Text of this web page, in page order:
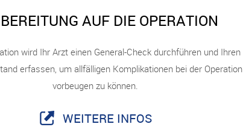
AUF DIE OPERATION
wird Ihr Arzt einen General-Check durchführen und Ihren
erfassen, um allfälligen Komplikationen bei der Operation
vorbeugen zu können.
WEITERE INFOS